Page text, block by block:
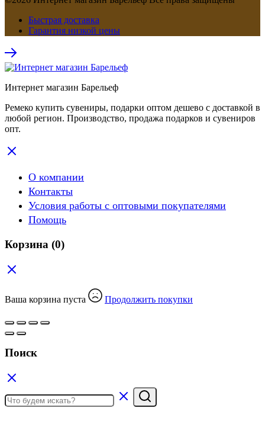
Быстрая доставка
Гарантия низкой цены
Интернет магазин Барельеф
Ремеко купить сувениры, подарки оптом дешево с доставкой в
любой регион. Производство, продажа подарков и сувениров
опт.
О компании
Контакты
Условия работы с оптовыми покупателями
Помощь
Корзина (0)
Ваша корзина пуста Продолжить покупки
Поиск